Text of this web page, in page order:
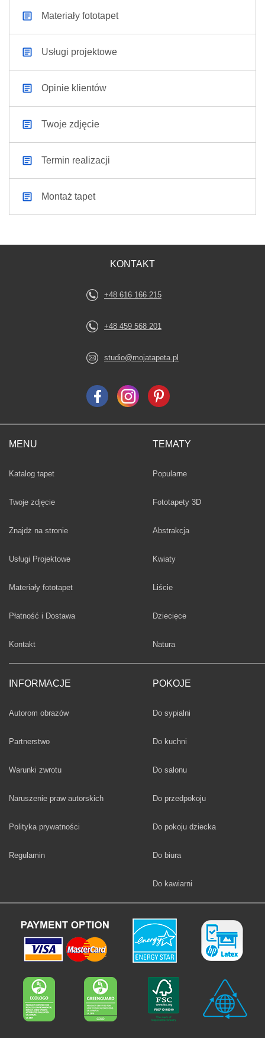
Materiały fototapet
Usługi projektowe
Opinie klientów
Twoje zdjęcie
Termin realizacji
Montaż tapet
MENU
Katalog tapet
Twoje zdjęcie
Znajdż na stronie
Usługi Projektowe
Materiały fototapet
Płatność i Dostawa
Kontakt
INFORMACJE
Autorom obrazów
Partnerstwo
Warunki zwrotu
Naruszenie praw autorskich
Polityka prywatności
Regulamin
TEMATY
Fototapety
Popularne
Fototapety 3D
Fototapety
Abstrakcja
Fototapety
Kwiaty
Fototapety
Liście
Fototapety
Dziecięce
Fototapety
Natura
POKOJE
Fototapety
Do sypialni
Fototapety
Do kuchni
Fototapety
Do salonu
Fototapety
Do przedpokoju
Fototapety
Do pokoju dziecka
Fototapety
Do biura
Fototapety
Do kawiarni
KONTAKT
+48 616 166 215
+48 459 568 201
studio@mojatapeta.pl